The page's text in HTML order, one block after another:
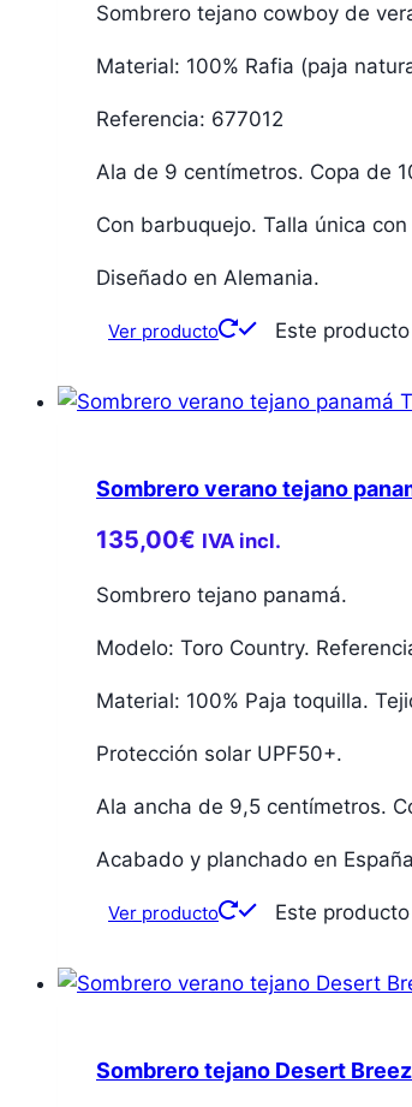
Sombrero tejano cowboy de
Material: 100% Rafia (paja
Referencia: 677012
Ala de 9 centímetros. Copa de
Con barbuquejo. Talla única
Diseñado en Alemania.
Ver producto Este
Sombrero verano tejano
135,00€ IVA incl.
Sombrero tejano panamá.
Modelo: Toro Country.
Material: 100% Paja toquilla.
Protección solar UPF50+.
Ala ancha de 9,5 centímetros.
Acabado y planchado en
Ver producto Este
Sombrero tejano Desert